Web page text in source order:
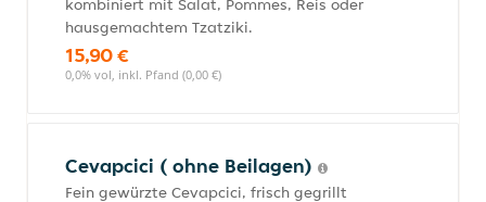
kombiniert mit Salat, Pommes, Reis oder
hausgemachtem Tzatziki.
15,90 €
0,0% vol, inkl. Pfand (0,00 €)
Cevapcici ( ohne Beilagen)
Fein gewürzte Cevapcici, frisch gegrillt